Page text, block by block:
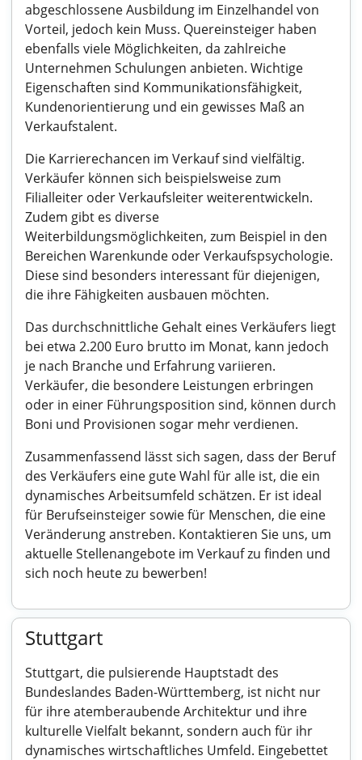
abgeschlossene Ausbildung im Einzelhandel von
Vorteil, jedoch kein Muss. Quereinsteiger haben
ebenfalls viele Möglichkeiten, da zahlreiche
Unternehmen Schulungen anbieten. Wichtige
Eigenschaften sind Kommunikationsfähigkeit,
Kundenorientierung und ein gewisses Maß an
Verkaufstalent.
Die Karrierechancen im Verkauf sind vielfältig.
Verkäufer können sich beispielsweise zum
Filialleiter oder Verkaufsleiter weiterentwickeln.
Zudem gibt es diverse
Weiterbildungsmöglichkeiten, zum Beispiel in den
Bereichen Warenkunde oder Verkaufspsychologie.
Diese sind besonders interessant für diejenigen,
die ihre Fähigkeiten ausbauen möchten.
Das durchschnittliche Gehalt eines Verkäufers liegt
bei etwa 2.200 Euro brutto im Monat, kann jedoch
je nach Branche und Erfahrung variieren.
Verkäufer, die besondere Leistungen erbringen
oder in einer Führungsposition sind, können durch
Boni und Provisionen sogar mehr verdienen.
Zusammenfassend lässt sich sagen, dass der Beruf
des Verkäufers eine gute Wahl für alle ist, die ein
dynamisches Arbeitsumfeld schätzen. Er ist ideal
für Berufseinsteiger sowie für Menschen, die eine
Veränderung anstreben. Kontaktieren Sie uns, um
aktuelle Stellenangebote im Verkauf zu finden und
sich noch heute zu bewerben!
Stuttgart
Stuttgart, die pulsierende Hauptstadt des
Bundeslandes Baden-Württemberg, ist nicht nur
für ihre atemberaubende Architektur und ihre
kulturelle Vielfalt bekannt, sondern auch für ihr
dynamisches wirtschaftliches Umfeld. Eingebettet